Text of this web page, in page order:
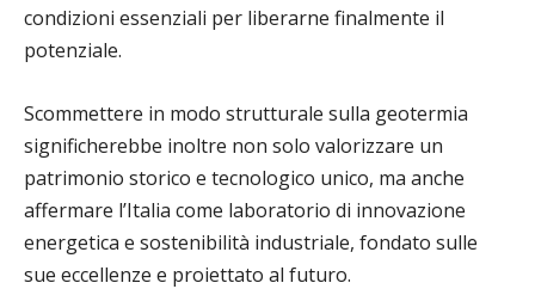
condizioni essenziali per liberarne finalmente il
potenziale.
Scommettere in modo strutturale sulla geotermia
significherebbe inoltre non solo valorizzare un
patrimonio storico e tecnologico unico, ma anche
affermare l’Italia come laboratorio di innovazione
energetica e sostenibilità industriale, fondato sulle
sue eccellenze e proiettato al futuro.